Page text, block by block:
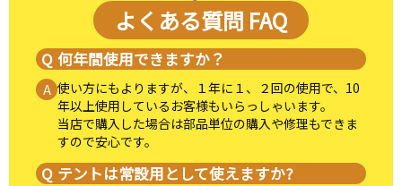
よくある質問 FAQ
何年間使用できますか？
使い方にもよりますが、１年に１、２回の使用で、10
年以上使用しているお客様もいらっしゃいます。
当店で購入した場合は部品単位の購入や修理もできま
すので安心です。
テントは常設用として使えますか?